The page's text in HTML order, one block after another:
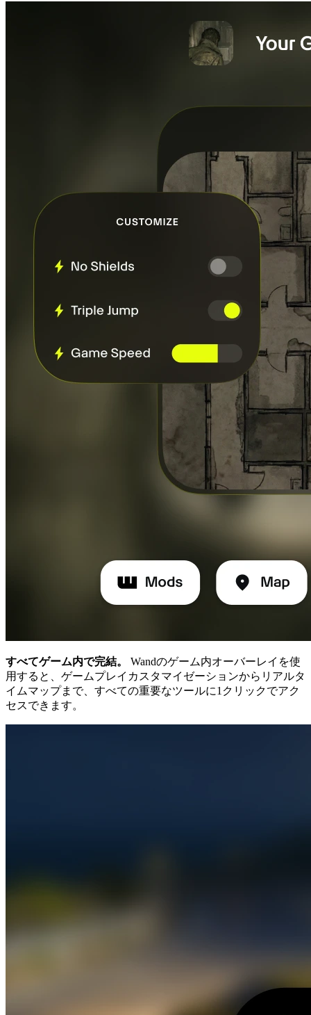
すべてゲーム内で完結。
Wandのゲーム内オーバーレイを使
用すると、ゲームプレイカスタマイゼーションからリアルタ
イムマップまで、すべての重要なツールに1クリックでアク
セスできます。